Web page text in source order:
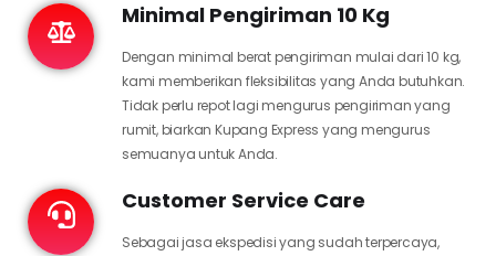
Minimal Pengiriman 10 Kg
Dengan minimal berat pengiriman mulai dari 10 kg,
kami memberikan fleksibilitas yang Anda butuhkan.
Tidak perlu repot lagi mengurus pengiriman yang
rumit, biarkan Kupang Express yang mengurus
semuanya untuk Anda.
Customer Service Care
Sebagai jasa ekspedisi yang sudah terpercaya,